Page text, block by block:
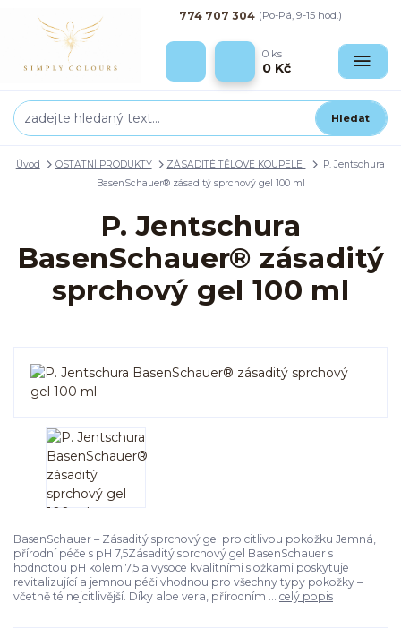
Hledat
774 707 304 (Po-Pá, 9-15 hod.)
0 ks
0 Kč
Úvod OSTATNÍ PRODUKTY ZÁSADITÉ TĚLOVÉ KOUPELE
P. Jentschura
BasenSchauer® zásaditý sprchový gel 100 ml
P. Jentschura
BasenSchauer® zásaditý
sprchový gel 100 ml
BasenSchauer – Zásaditý sprchový gel pro citlivou pokožku Jemná,
přírodní péče s pH 7,5Zásaditý sprchový gel BasenSchauer s
hodnotou pH kolem 7,5 a vysoce kvalitními složkami poskytuje
revitalizující a jemnou péči vhodnou pro všechny typy pokožky –
včetně té nejcitlivější. Díky aloe vera, přírodním ... celý popis